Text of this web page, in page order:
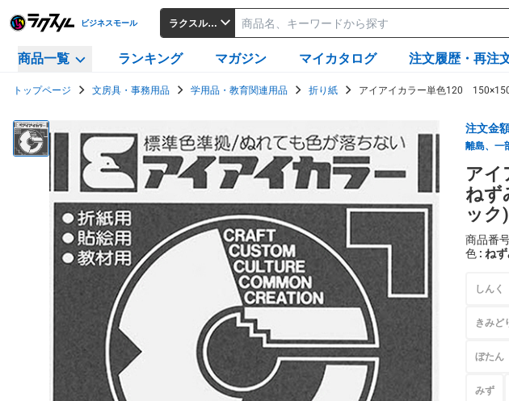
ビジネスモール ラクスルビジネスモール
商品一覧 ランキング マガジン マイカタログ 注文履歴・再注
トップページ 文房具・事務用品 学用品・教育関連用品 折り紙 アイアイカラー単色120
注文金
離島、一
ア
ねず
ック)
商品番
色 : ね
しんく
きみど
ぼたん
みず